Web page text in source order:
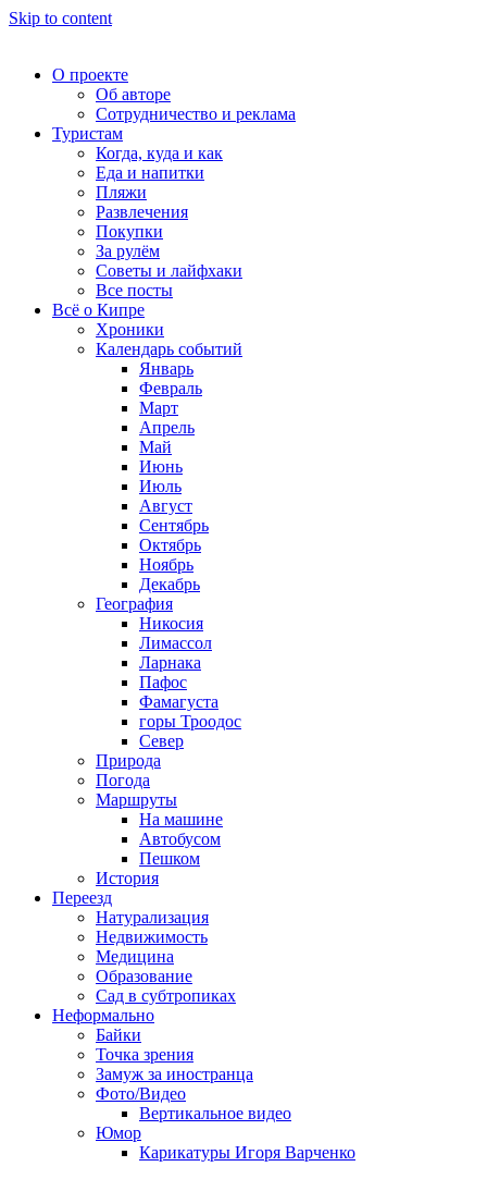
Skip to content
О проекте
Об авторе
Сотрудничество и реклама
Туристам
Когда, куда и как
Еда и напитки
Пляжи
Развлечения
Покупки
За рулём
Советы и лайфхаки
Все посты
Всё о Кипре
Хроники
Календарь событий
Январь
Февраль
Март
Апрель
Май
Июнь
Июль
Август
Сентябрь
Октябрь
Ноябрь
Декабрь
География
Никосия
Лимассол
Ларнака
Пафос
Фамагуста
горы Троодос
Север
Природа
Погода
Маршруты
На машине
Автобусом
Пешком
История
Переезд
Натурализация
Недвижимость
Медицина
Образование
Сад в субтропиках
Неформально
Байки
Точка зрения
Замуж за иностранца
Фото/Видео
Вертикальное видео
Юмор
Карикатуры Игоря Варченко